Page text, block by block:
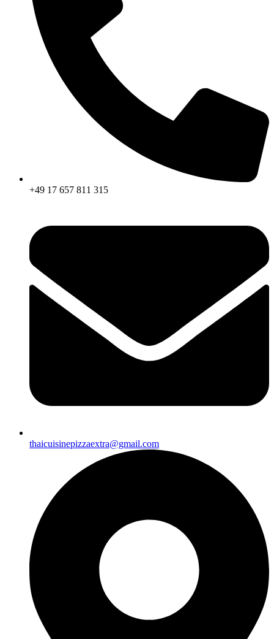
+49 17 657 811 315
thaicuisinepizzaextra@gmail.com